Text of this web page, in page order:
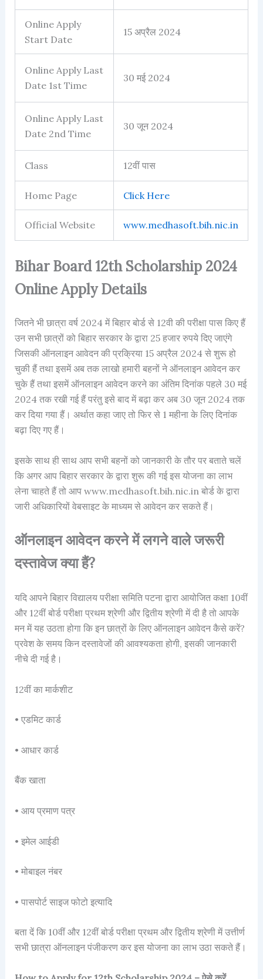
Online Apply
Start Date
15 अप्रैल 2024
Online Apply Last
Date 1st Time
30 मई 2024
Online Apply Last
Date 2nd Time
30 जून 2024
Class 12वीं पास
Home Page Click Here
Official Website www.medhasoft.bih.nic.in
Bihar Board 12th Scholarship 2024
Online Apply Details
जितने भी छात्रा वर्ष 2024 में बिहार बोर्ड से 12वी की परीक्षा पास किए हैं
उन सभी छात्रों को बिहार सरकार के द्वारा 25 हजार रुपये दिए जाएंगे
जिसकी ऑनलाइन आवेदन की प्रक्रिया 15 अप्रैल 2024 से शुरू हो
चुकी हैं तथा इसमें अब तक लाखो हमारी बहनों ने ऑनलाइन आवेदन कर
चुके हैं तथा इसमें ऑनलाइन आवेदन करने का अंतिम दिनांक पहले 30 मई
2024 तक रखी गई हैं परंतु इसे बाद में बढ़ा कर अब 30 जून 2024 तक
कर दिया गया हैं। अर्थात कहा जाए तो फिर से 1 महीना के लिए दिनांक
बढ़ा दिए गए हैं।
इसके साथ ही साथ आप सभी बहनों को जानकारी के तौर पर बताते चलें
कि अगर आप बिहार सरकार के द्वारा शुरू की गई इस योजना का लाभ
लेना चाहते हैं तो आप www.medhasoft.bih.nic.in बोर्ड के द्वारा
जारी अधिकारियों वेबसाइट के माध्यम से आवेदन कर सकते हैं।
ऑनलाइन आवेदन करने में लगने वाले जरूरी
दस्तावेज क्या हैं?
यदि आपने बिहार विद्यालय परीक्षा समिति पटना द्वारा आयोजित कक्षा 10वीं
और 12वीं बोर्ड परीक्षा प्रथम श्रेणी और द्वितीय श्रेणी में दी है तो आपके
मन में यह उठता होगा कि इन छात्रों के लिए ऑनलाइन आवेदन कैसे करें?
प्रवेश के समय किन दस्तावेजों की आवश्यकता होगी, इसकी जानकारी
नीचे दी गई है।
12वीं का मार्कशीट
• एडमिट कार्ड
• आधार कार्ड
बैंक खाता
• आय प्रमाण पत्र
• इमेल आईडी
• मोबाइल नंबर
• पासपोर्ट साइज फोटो इत्यादि
बता दें कि 10वीं और 12वीं बोर्ड परीक्षा प्रथम और द्वितीय श्रेणी में उत्तीर्ण
सभी छात्रा ऑनलाइन पंजीकरण कर इस योजना का लाभ उठा सकते हैं।